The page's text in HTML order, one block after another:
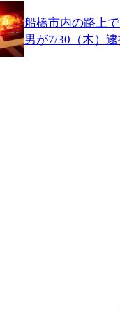
船橋市内の路上
男が7/30（木）